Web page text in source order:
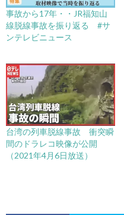
事故から17年・・JR福知山
線脱線事故を振り返る #サ
ンテレビニュース
台湾の列車脱線事故 衝突瞬
間のドラレコ映像が公開
（2021年4月6日放送）